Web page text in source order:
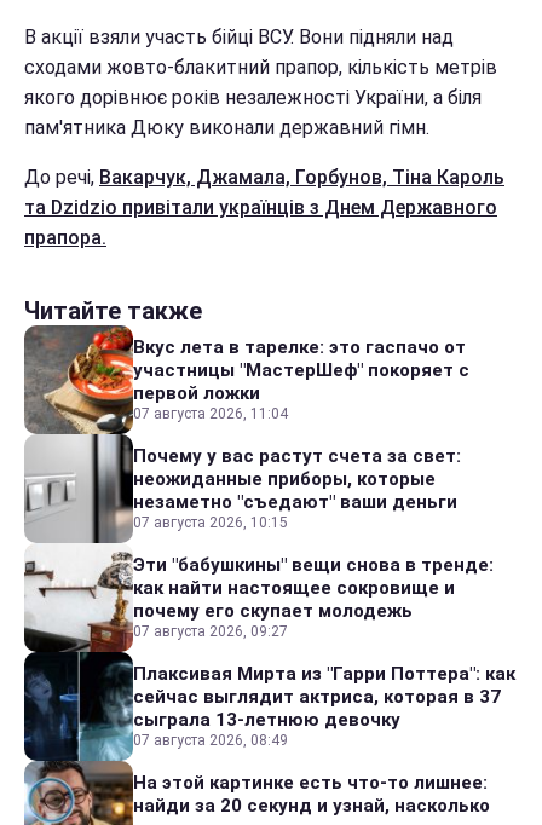
В акції взяли участь бійці ВСУ. Вони підняли над
сходами жовто-блакитний прапор, кількість метрів
якого дорівнює років незалежності України, а біля
пам'ятника Дюку виконали державний гімн.
До речі, Вакарчук, Джамала, Горбунов, Тіна Кароль
та Dzidzio привітали українців з Днем Державного
прапора.
Читайте также
Вкус лета в тарелке: это гаспачо от
участницы "МастерШеф" покоряет с
первой ложки
07 августа 2026, 11:04
Почему у вас растут счета за свет:
неожиданные приборы, которые
незаметно "съедают" ваши деньги
07 августа 2026, 10:15
Эти "бабушкины" вещи снова в тренде:
как найти настоящее сокровище и
почему его скупает молодежь
07 августа 2026, 09:27
Плаксивая Мирта из "Гарри Поттера": как
сейчас выглядит актриса, которая в 37
сыграла 13-летнюю девочку
07 августа 2026, 08:49
На этой картинке есть что-то лишнее:
найди за 20 секунд и узнай, насколько